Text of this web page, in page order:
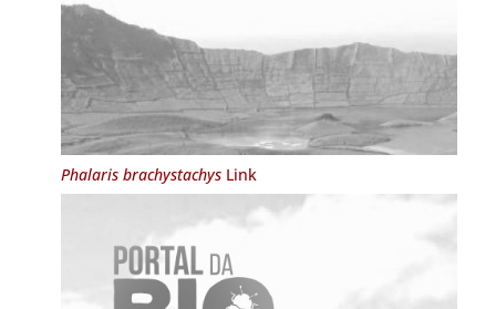
Phalaris brachystachysLink